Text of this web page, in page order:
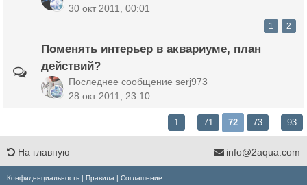
30 окт 2011, 00:01
1 2
Поменять интерьер в аквариуме, план
действий?
Последнее сообщение serj973
28 окт 2011, 23:10
1 71 72 73 93
На главную info@2aqua.com
Конфиденциальность | Правила | Соглашение